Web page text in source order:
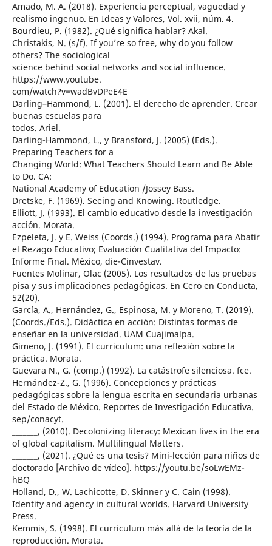
Amado, M. A. (2018). Experiencia perceptual, vaguedad y
realismo ingenuo. En Ideas y Valores, Vol. xvii, núm. 4.
Bourdieu, P. (1982). ¿Qué significa hablar? Akal.
Christakis, N. (s/f). If you’re so free, why do you follow
others? The sociological
science behind social networks and social influence.
https://www.youtube.
com/watch?v=wadBvDPeE4E
Darling–Hammond, L. (2001). El derecho de aprender. Crear
buenas escuelas para
todos. Ariel.
Darling-Hammond, L., y Bransford, J. (2005) (Eds.).
Preparing Teachers for a
Changing World: What Teachers Should Learn and Be Able
to Do. CA:
National Academy of Education /Jossey Bass.
Dretske, F. (1969). Seeing and Knowing. Routledge.
Elliott, J. (1993). El cambio educativo desde la investigación
acción. Morata.
Ezpeleta, J. y E. Weiss (Coords.) (1994). Programa para Abatir
el Rezago Educativo; Evaluación Cualitativa del Impacto:
Informe Final. México, die-Cinvestav.
Fuentes Molinar, Olac (2005). Los resultados de las pruebas
pisa y sus implicaciones pedagógicas. En Cero en Conducta,
52(20).
García, A., Hernández, G., Espinosa, M. y Moreno, T. (2019).
(Coords./Eds.). Didáctica en acción: Distintas formas de
enseñar en la universidad. UAM Cuajimalpa.
Gimeno, J. (1991). El curriculum: una reflexión sobre la
práctica. Morata.
Guevara N., G. (comp.) (1992). La catástrofe silenciosa. fce.
Hernández-Z., G. (1996). Concepciones y prácticas
pedagógicas sobre la lengua escrita en secundaria urbanas
del Estado de México. Reportes de Investigación Educativa.
sep/conacyt.
_______, (2010). Decolonizing literacy: Mexican lives in the era
of global capitalism. Multilingual Matters.
_______, (2021). ¿Qué es una tesis? Mini-lección para niños de
doctorado [Archivo de vídeo]. https://youtu.be/soLwEMz-
hBQ
Holland, D., W. Lachicotte, D. Skinner y C. Cain (1998).
Identity and agency in cultural worlds. Harvard University
Press.
Kemmis, S. (1998). El curriculum más allá de la teoría de la
reproducción. Morata.